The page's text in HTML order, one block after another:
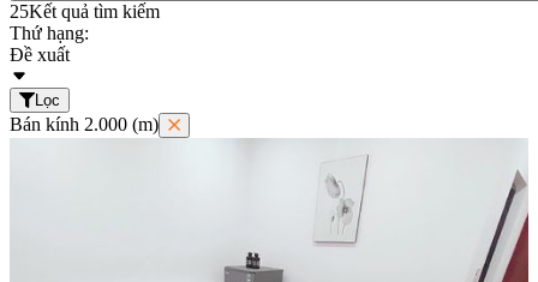
25Kết quả tìm kiếm
Thứ hạng:
Đề xuất
Lọc
Bán kính 2.000 (m)